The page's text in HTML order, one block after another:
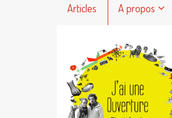
Articles A propos